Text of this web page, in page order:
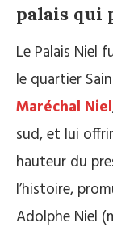
palais qui
Le Palais Niel
le quartier
Maréchal Niel
sud, et lui
hauteur du
l’histoire,
Adolphe Niel